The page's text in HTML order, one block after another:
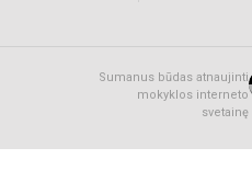
Sumanus būdas atnaujinti
mokyklos interneto
svetainę